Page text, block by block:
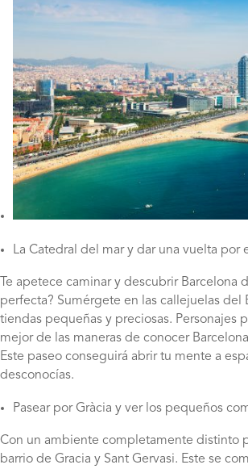
La Catedral del mar y dar una vuelta por
Te apetece caminar y descubrir Barcelona
perfecta? Sumérgete en las callejuelas del
tiendas pequeñas y preciosas. Personajes
mejor de las maneras de conocer
Este paseo conseguirá abrir tu mente a
desconocías.
Pasear por Gràcia y ver los pequeños
Con un ambiente completamente distinto
barrio de Gracia y Sant Gervasi. Este se